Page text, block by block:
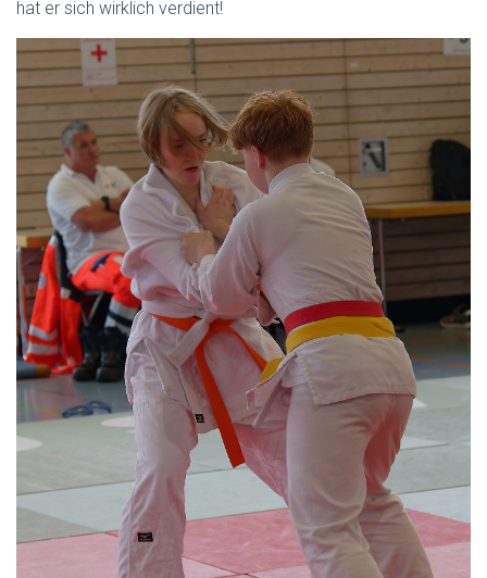
hat er sich wirklich verdient!